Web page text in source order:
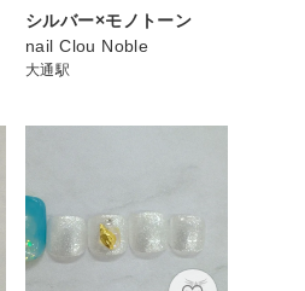
シルバー×モノトーン
nail Clou Noble
大通駅